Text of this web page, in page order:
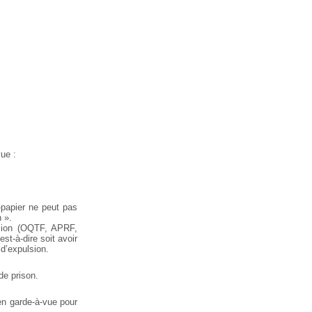
:
ne peut pas
(OQTF, APRF,
à-dire soit avoir
prison.
garde-à-vue pour